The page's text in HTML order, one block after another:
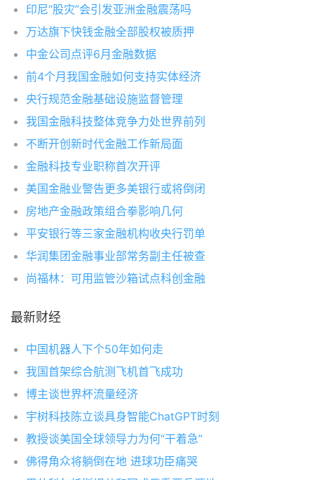
印尼“股灾”会引发亚洲金融震荡吗
万达旗下快钱金融全部股权被质押
中金公司点评6月金融数据
前4个月我国金融如何支持实体经济
央行规范金融基础设施监督管理
我国金融科技整体竞争力处世界前列
不断开创新时代金融工作新局面
金融科技专业职称首次开评
美国金融业警告更多美银行或将倒闭
房地产金融政策组合拳影响几何
平安银行等三家金融机构收央行罚单
华润集团金融事业部常务副主任被查
尚福林：可用监管沙箱试点科创金融
最新财经
中国机器人下个50年如何走
我国首架综合航测飞机首飞成功
博主谈世界杯流量经济
宇树科技陈立谈具身智能ChatGPT时刻
教授谈美国全球领导力为何“干着急”
佛得角众将躺倒在地 进球功臣痛哭